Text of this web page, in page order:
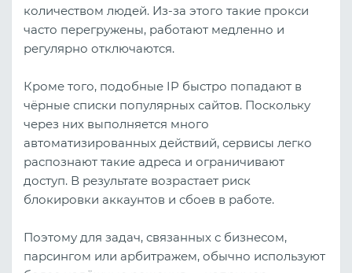
количеством людей. Из-за этого такие прокси
часто перегружены, работают медленно и
регулярно отключаются.
Кроме того, подобные IP быстро попадают в
чёрные списки популярных сайтов. Поскольку
через них выполняется много
автоматизированных действий, сервисы легко
распознают такие адреса и ограничивают
доступ. В результате возрастает риск
блокировки аккаунтов и сбоев в работе.
Поэтому для задач, связанных с бизнесом,
парсингом или арбитражем, обычно используют